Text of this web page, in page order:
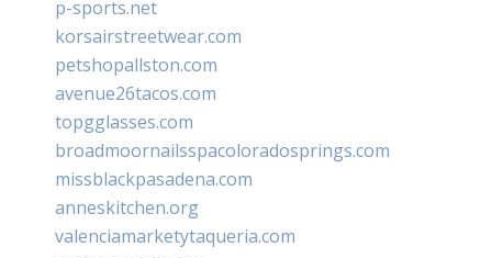
p-sports.net
korsairstreetwear.com
petshopallston.com
avenue26tacos.com
topgglasses.com
broadmoornailsspacoloradosprings.com
missblackpasadena.com
anneskitchen.org
valenciamarketytaqueria.com